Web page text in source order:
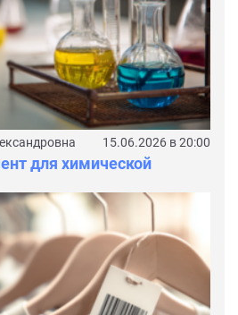
15.06.2026 в 20:00
для химической